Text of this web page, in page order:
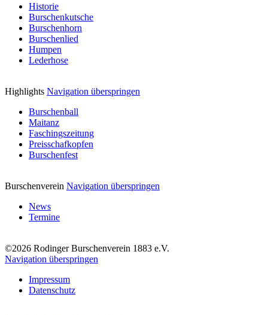
Historie
Burschenkutsche
Burschenhorn
Burschenlied
Humpen
Lederhose
Highlights Navigation überspringen
Burschenball
Maitanz
Faschingszeitung
Preisschafkopfen
Burschenfest
Burschenverein Navigation überspringen
News
Termine
©2026 Rodinger Burschenverein 1883 e.V.
Navigation überspringen
Impressum
Datenschutz